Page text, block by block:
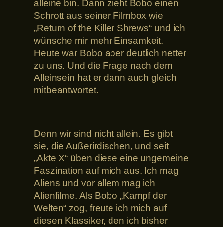
alleine bin. Dann zieht Bobo einen
Schrott aus seiner Filmbox wie
„Return of the Killer Shrews“ und ich
wünsche mir mehr Einsamkeit.
Heute war Bobo aber deutlich netter
zu uns. Und die Frage nach dem
Alleinsein hat er dann auch gleich
mitbeantwortet.
Denn wir sind nicht allein. Es gibt
sie, die Außerirdischen, und seit
„Akte X“ üben diese eine ungemeine
Faszination auf mich aus. Ich mag
Aliens und vor allem mag ich
Alienfilme. Als Bobo „Kampf der
Welten“ zog, freute ich mich auf
diesen Klassiker, den ich bisher